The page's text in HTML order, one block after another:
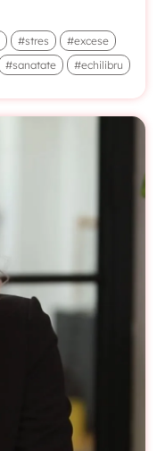
#stres
#excese
#sanatate #echilibru